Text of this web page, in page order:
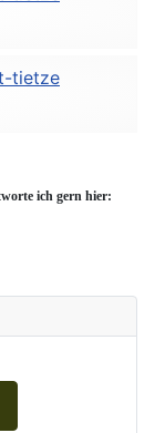
ich gern hier: